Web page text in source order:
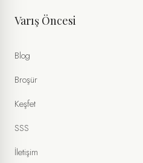
Varış Öncesi
Blog
Broşür
Keşfet
SSS
İletişim